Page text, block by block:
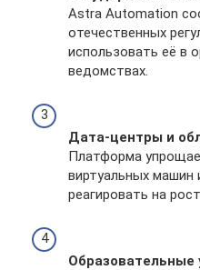
Astra Automation
отечественных
использовать её в
ведомствах.
Дата-центры и
Платформа
виртуальных машин
реагировать на рост
Образовательные